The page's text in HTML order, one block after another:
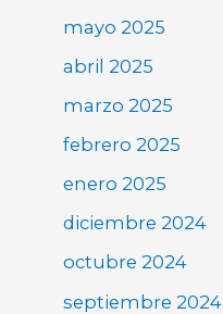
mayo 2025
abril 2025
marzo 2025
febrero 2025
enero 2025
diciembre 2024
octubre 2024
septiembre 2024